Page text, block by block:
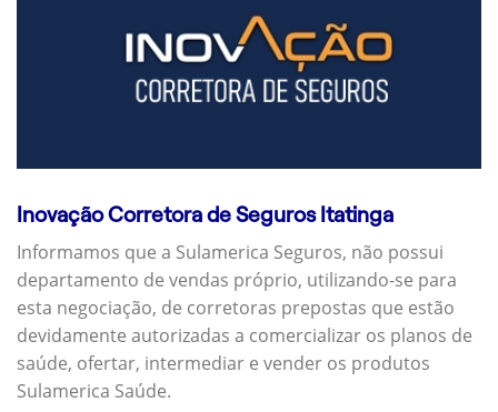
Inovação Corretora de Seguros Itatinga
Informamos que a Sulamerica Seguros, não possui
departamento de vendas próprio, utilizando-se para
esta negociação, de corretoras prepostas que estão
devidamente autorizadas a comercializar os planos de
saúde, ofertar, intermediar e vender os produtos
Sulamerica Saúde.